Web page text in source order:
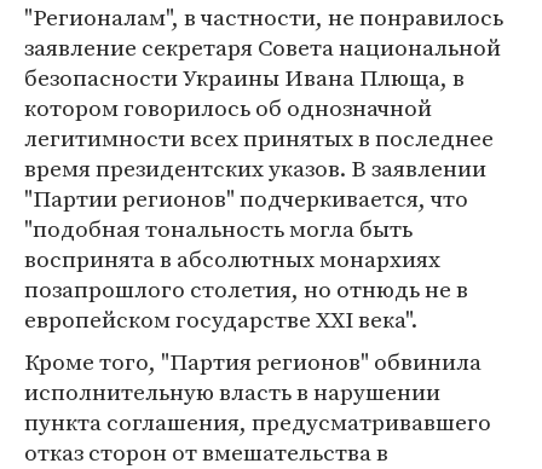
"Регионалам", в частности, не понравилось
заявление секретаря Совета национальной
безопасности Украины Ивана Плюща, в
котором говорилось об однозначной
легитимности всех принятых в последнее
время президентских указов. В заявлении
"Партии регионов" подчеркивается, что
"подобная тональность могла быть
воспринята в абсолютных монархиях
позапрошлого столетия, но отнюдь не в
европейском государстве ХХІ века".
Кроме того, "Партия регионов" обвинила
исполнительную власть в нарушении
пункта соглашения, предусматривавшего
отказ сторон от вмешательства в